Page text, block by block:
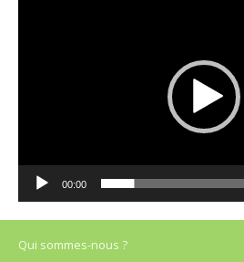
00:00
Qui sommes-nous ?